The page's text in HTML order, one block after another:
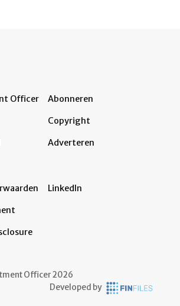
Officer Abonneren
Copyright
Adverteren
LinkedIn
Officer 2026
Developed by